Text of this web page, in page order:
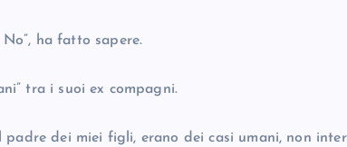
No”, ha fatto sapere.
tra i suoi ex compagni.
padre dei miei figli, erano dei casi umani, non